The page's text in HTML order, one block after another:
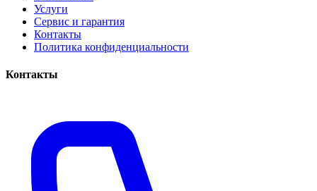
Услуги
Сервис и гарантия
Контакты
Политика конфиденциальности
Контакты